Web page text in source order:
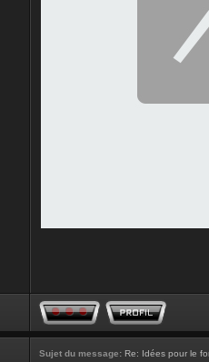
Sujet du message: Re: Idées pour le